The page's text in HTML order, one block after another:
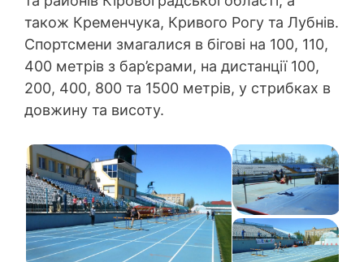
також Кременчука, Кривого Рогу та Лубнів.
Спортсмени змагалися в бігові на 100, 110,
400 метрів з бар’єрами, на дистанції 100,
200, 400, 800 та 1500 метрів, у стрибках в
довжину та висоту.